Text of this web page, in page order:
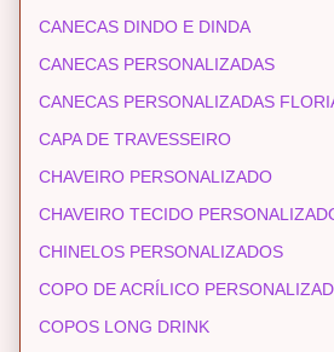
CANECAS DINDO E DINDA
CANECAS PERSONALIZADAS
CANECAS PERSONALIZADAS
CAPA DE TRAVESSEIRO
CHAVEIRO PERSONALIZADO
CHAVEIRO TECIDO
CHINELOS PERSONALIZADOS
COPO DE ACRÍLICO
COPOS LONG DRINK